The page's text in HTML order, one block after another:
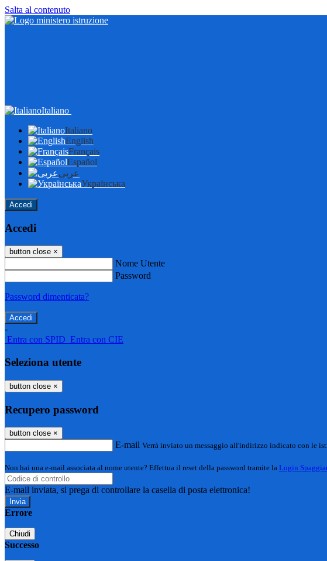
Salta al contenuto
Italiano
Italiano
English
Français
Español
عربى
Українська
Accedi
Accedi
button close ×
Nome Utente
Password
Password dimenticata?
-
Entra con SPID Entra con CIE
Seleziona utente
button close ×
Recupero password
button close ×
E-mail Verrà inviato un messaggio all'indirizzo indicato con le
Non hai una e-mail associata al nome utente? Effettua il reset della password tramite la Login
E-mail inviata, si prega di controllare la casella di posta elettronica!
Errore
Chiudi
Successo